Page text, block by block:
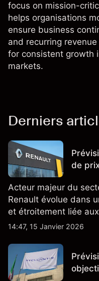
focus on mission-
helps organisations
ensure business
and recurring
for consistent growth
markets.
Derniers
de
Acteur majeur du
Renault évolue dans
et étroitement liée
générales.
14:47, 15 Janvier 2026